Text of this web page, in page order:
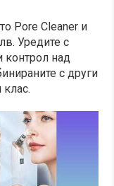
Pore Cleaner и
Уредите с
контрол над
с други